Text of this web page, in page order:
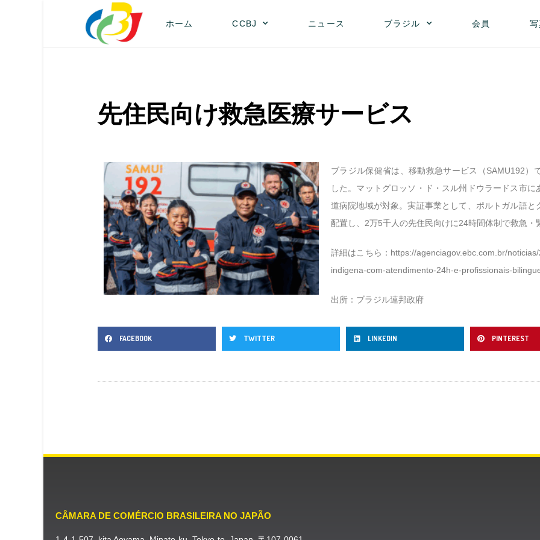
ホーム CCBJ ニュース ブラジル 会員
先住民向け救急医療サービス
ブラジル保健省は、移動救急サービス（SAMU192）
した。マットグロッソ・ド・スル州ドウラードス市
道病院地域が対象。実証事業として、ポルトガル語
配置し、2万5千人の先住民向けに24時間体制で救急・
詳細はこちら：https://agenciagov.ebc.com.br/
indigena-com-atendimento-24h-e-profissionais-
出所：ブラジル連邦政府
FACEBOOK TWITTER LINKEDIN PINTEREST
CÂMARA DE COMÉRCIO BRASILEIRA NO JAPÃO